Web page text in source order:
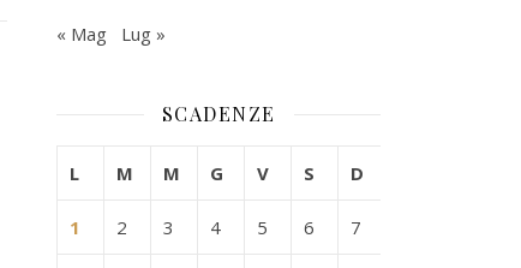
« Mag Lug »
SCADENZE
L M M G V S D
1 2 3 4 5 6 7